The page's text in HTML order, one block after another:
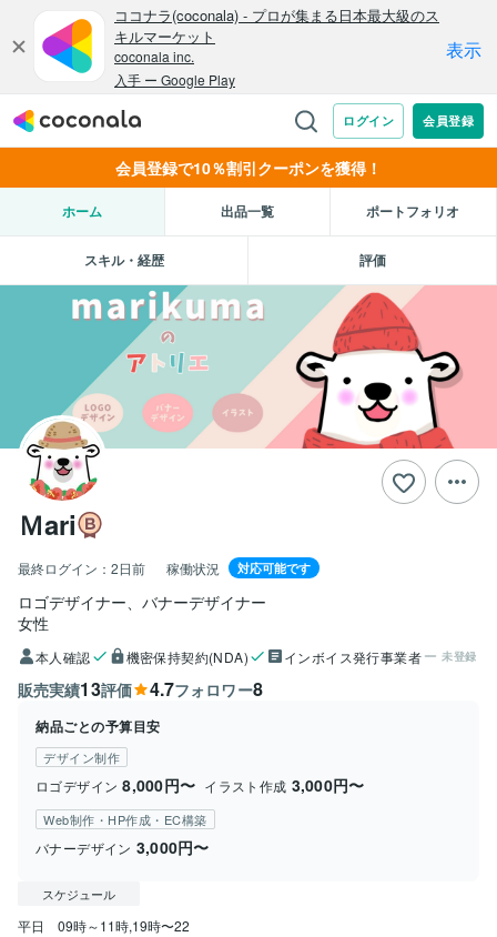
会員登録で10％割引クーポンを獲得！
ホーム 出品一覧 ポートフォリオ
スキル・経歴 評価
Ｍari
最終ログイン： 2日前 稼働状況 対応可能です
ロゴデザイナー、バナーデザイナー
女性
本人確認 機密保持契約(NDA) インボイス発行事業者 未登録
販売実績13評価 4.7フォロワー8
納品ごとの予算目安
デザイン制作
ロゴデザイン 8,000円〜 イラスト作成 3,000円〜
Web制作・HP作成・EC構築
バナーデザイン 3,000円〜
スケジュール
平日　09時～11時,19時〜22